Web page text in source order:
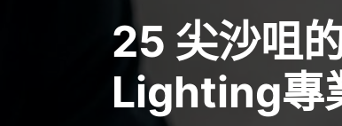
25 尖沙咀
Lighting專